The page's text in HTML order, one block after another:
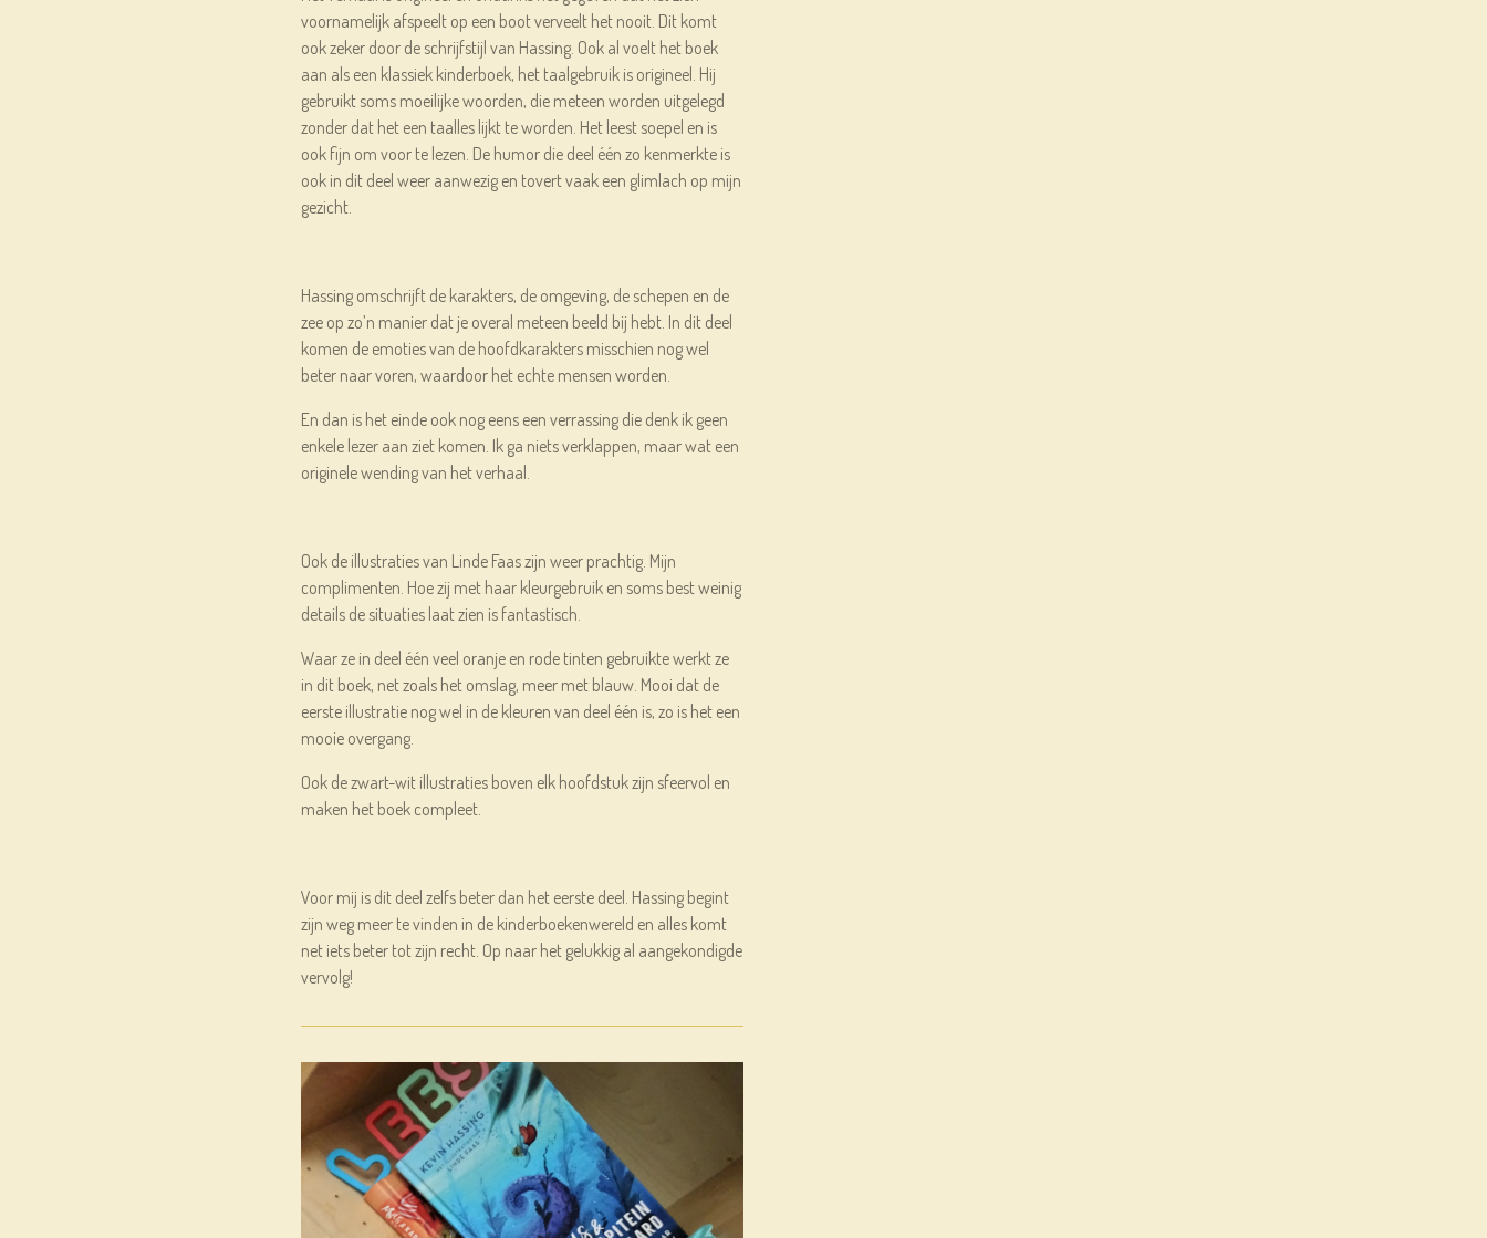
voornamelijk afspeelt op een boot verveelt het nooit. Dit komt
ook zeker door de schrijfstijl van Hassing. Ook al voelt het boek
aan als een klassiek kinderboek, het taalgebruik is origineel. Hij
gebruikt soms moeilijke woorden, die meteen worden uitgelegd
zonder dat het een taalles lijkt te worden. Het leest soepel en is
ook fijn om voor te lezen. De humor die deel één zo kenmerkte is
ook in dit deel weer aanwezig en tovert vaak een glimlach op mijn
gezicht.
Hassing omschrijft de karakters, de omgeving, de schepen en de
zee op zo’n manier dat je overal meteen beeld bij hebt. In dit deel
komen de emoties van de hoofdkarakters misschien nog wel
beter naar voren, waardoor het echte mensen worden.
En dan is het einde ook nog eens een verrassing die denk ik geen
enkele lezer aan ziet komen. Ik ga niets verklappen, maar wat een
originele wending van het verhaal.
Ook de illustraties van Linde Faas zijn weer prachtig. Mijn
complimenten. Hoe zij met haar kleurgebruik en soms best weinig
details de situaties laat zien is fantastisch.
Waar ze in deel één veel oranje en rode tinten gebruikte werkt ze
in dit boek, net zoals het omslag, meer met blauw. Mooi dat de
eerste illustratie nog wel in de kleuren van deel één is, zo is het een
mooie overgang.
Ook de zwart-wit illustraties boven elk hoofdstuk zijn sfeervol en
maken het boek compleet.
Voor mij is dit deel zelfs beter dan het eerste deel. Hassing begint
zijn weg meer te vinden in de kinderboekenwereld en alles komt
net iets beter tot zijn recht. Op naar het gelukkig al aangekondigde
vervolg!